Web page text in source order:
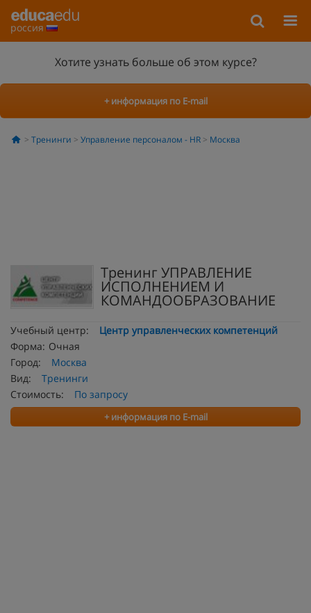
россия
Хотите узнать больше об этом курсе?
+ информация по E-mail
Тренинги Управление персоналом - HR Москва
Тренинг УПРАВЛЕНИЕ
ИСПОЛНЕНИЕМ И
КОМАНДООБРАЗОВАНИЕ
Учебный центр:
Центр управленческих компетенций
Форма: Очная
Город:
Москва
Вид:
Тренинги
Стоимость:
По запросу
+ информация по E-mail